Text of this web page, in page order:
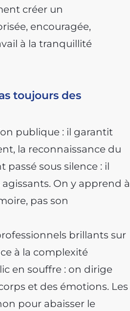
créer un
encouragée,
à la tranquillité
toujours des
publique : il garantit
la reconnaissance du
passé sous silence : il
On y apprend à
pas son
brillants sur
à la complexité
en souffre : on dirige
et des émotions. Les
pour abaisser le